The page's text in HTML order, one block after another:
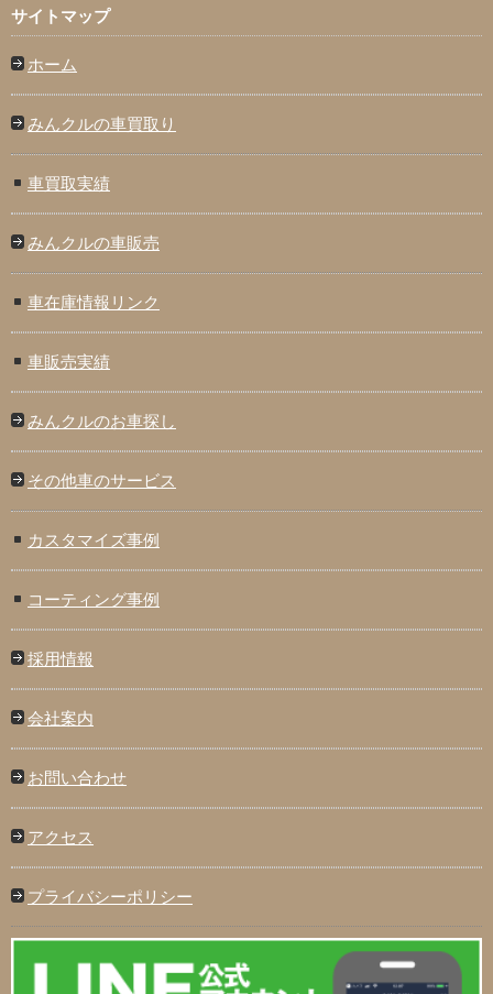
サイトマップ
ホーム
みんクルの車買取り
車買取実績
みんクルの車販売
車在庫情報リンク
車販売実績
みんクルのお車探し
その他車のサービス
カスタマイズ事例
コーティング事例
採用情報
会社案内
お問い合わせ
アクセス
プライバシーポリシー